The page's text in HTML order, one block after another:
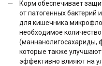
Корм обеспечивает
от патогенных бактерий
для кишечника
необходимое
(маннанолигосахариды,
которые также
эффективно влияют на